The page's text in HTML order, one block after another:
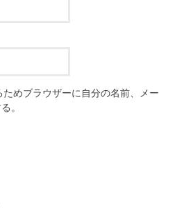
めブラウザーに自分の名前、メー
。